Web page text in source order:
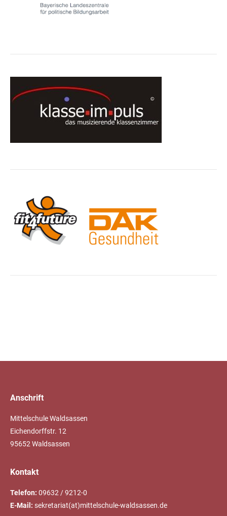
Anschrift
Mittelschule Waldsassen
Eichendorffstr. 12
95652 Waldsassen
Kontakt
Telefon: 09632 / 9212-0
E-Mail: sekretariat(at)mittelschule-waldsassen.de